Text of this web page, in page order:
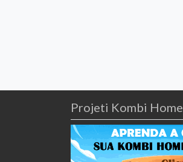
Projeti Kombi Home